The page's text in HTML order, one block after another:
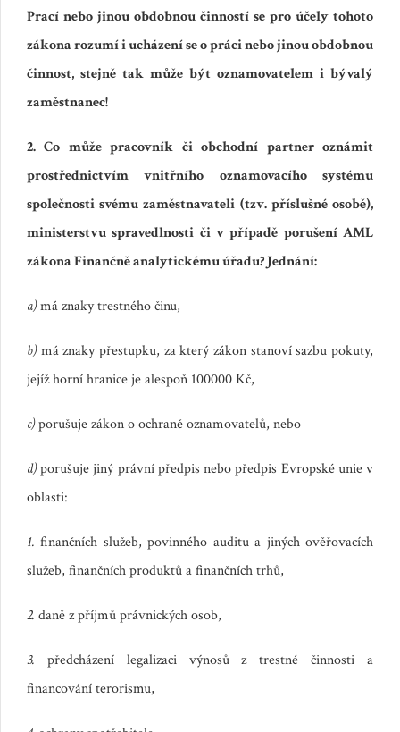
Prací nebo jinou obdobnou činností se pro účely tohoto
zákona rozumí i ucházení se o práci nebo jinou obdobnou
činnost, stejně tak může být oznamovatelem i bývalý
zaměstnanec!
2. Co může pracovník či obchodní partner oznámit
prostřednictvím vnitřního oznamovacího systému
společnosti svému zaměstnavateli (tzv. příslušné osobě),
ministerstvu spravedlnosti či v případě porušení AML
zákona Finančně analytickému úřadu? Jednání:
a)má znaky trestného činu,
b)má znaky přestupku, za který zákon stanoví sazbu pokuty,
jejíž horní hranice je alespoň 100000 Kč,
c)porušuje zákon o ochraně oznamovatelů, nebo
d)porušuje jiný právní předpis nebo předpis Evropské unie v
oblasti:
1.finančních služeb, povinného auditu a jiných ověřovacích
služeb, finančních produktů a finančních trhů,
2. daně z příjmů právnických osob,
3. předcházení legalizaci výnosů z trestné činnosti a
financování terorismu,